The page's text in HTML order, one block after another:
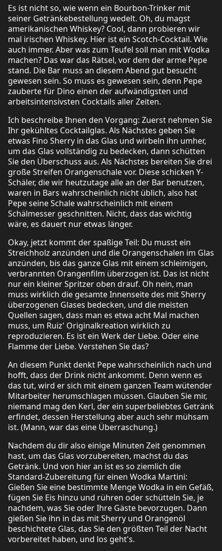
Es ist nicht so, wie wenn ein Bourbon-Trinker mit
seiner Getränkebestellung wedelt. Oh, du magst
amerikanischen Whiskey? Cool, dann probieren wir
mal irischen Whiskey. Hier ist ein Scotch-Cocktail. Wie
auch immer. Aber was zum Teufel soll man mit Wodka
machen? Das war das Rätsel, vor dem der arme Pepe
stand. Die Bar muss an diesem Abend gut besucht
gewesen sein. So muss es gewesen sein, denn Pepe
zauberte für Dino einen der aufwändigsten und
arbeitsintensivsten Cocktails aller Zeiten.
Ich beschreibe Ihnen den Vorgang: Zuerst nehmen Sie
Ihr gekühltes Cocktailglas. Als Nächstes geben Sie
etwas Fino Sherry in das Glas und wirbeln ihn umher,
um das Glas vollständig zu bedecken, dann schütten
Sie den Überschuss aus. Als Nächstes bereiten Sie drei
große Streifen Orangenschale vor. Diese schicken Y-
Schäler, die wir heutzutage alle an der Bar benutzen,
waren in Bars wahrscheinlich nicht üblich, also hat
Pepe seine Schale wahrscheinlich mit einem
Schälmesser geschnitten. Nicht, dass das wichtig
wäre, es dauert nur etwas länger.
Okay, jetzt kommt der spaßige Teil: Du musst ein
Streichholz anzünden und die Orangenschalen im Glas
anzünden, bis das ganze Glas mit einem schleimigen,
verbrannten Orangenfilm überzogen ist. Das ist nicht
nur ein kleiner Spritzer oben drauf. Oh nein, man
muss wirklich die gesamte Innenseite des mit Sherry
überzogenen Glases bedecken, und die meisten
Quellen sagen, dass man es etwa acht Mal machen
muss, um Ruiz' Originalkreation wirklich zu
reproduzieren. Es ist ein Werk der Liebe. Oder eine
Flamme der Liebe. Verstehen Sie das?
An diesem Punkt denkt Pepe wahrscheinlich nach und
hofft, dass der Drink nicht ankommt. Denn wenn es
das tut, wird er sich mit einem ganzen Team wütender
Mitarbeiter herumschlagen müssen. Glauben Sie mir,
niemand mag den Kerl, der ein superbeliebtes Getränk
erfindet, dessen Herstellung aber auch sehr mühsam
ist. (Mann, war das eine Überraschung.)
Nachdem du dir also einige Minuten Zeit genommen
hast, um das Glas vorzubereiten, machst du das
Getränk. Und von hier an ist es so ziemlich die
Standard-Zubereitung für einen Wodka Martini:
Gießen Sie eine bestimmte Menge Wodka in ein Gefäß,
fügen Sie Eis hinzu und rühren oder schütteln Sie, je
nachdem, was Sie oder Ihre Gäste bevorzugen. Dann
gießen Sie ihn in das mit Sherry und Orangenöl
beschichtete Glas, das Sie den größten Teil der Nacht
vorbereitet haben, und los geht's.